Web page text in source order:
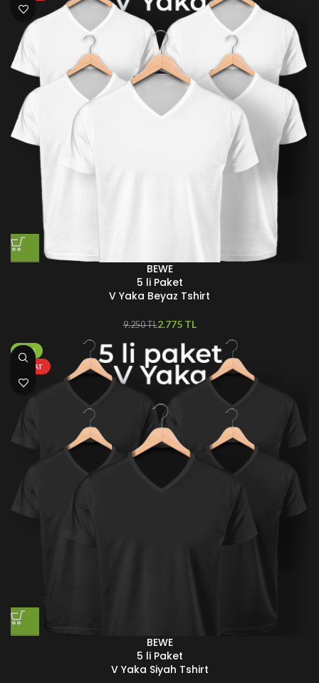
BEWE
5 li Paket
V Yaka Beyaz Tshirt
9.250TL2.775 TL
-65%
FIRSAT
BEWE
5 li Paket
V Yaka Siyah Tshirt